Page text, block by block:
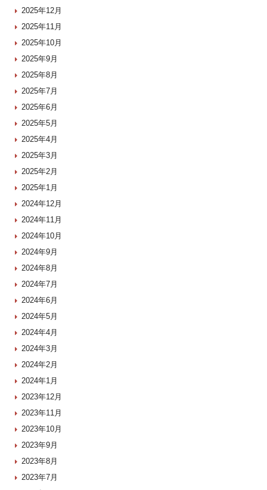
2025年12月
2025年11月
2025年10月
2025年9月
2025年8月
2025年7月
2025年6月
2025年5月
2025年4月
2025年3月
2025年2月
2025年1月
2024年12月
2024年11月
2024年10月
2024年9月
2024年8月
2024年7月
2024年6月
2024年5月
2024年4月
2024年3月
2024年2月
2024年1月
2023年12月
2023年11月
2023年10月
2023年9月
2023年8月
2023年7月